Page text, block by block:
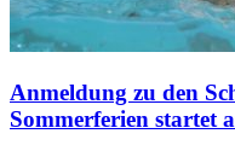
Anmeldung zu den
Sommerferien startet